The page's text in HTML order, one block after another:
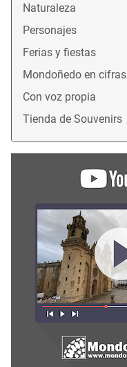
Naturaleza
Personajes
Ferias y fiestas
Mondoñedo en cifras
Con voz propia
Tienda de Souvenirs